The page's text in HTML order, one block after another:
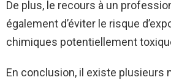
De plus, le recours à un
également d’éviter le risque
chimiques potentiellement
En conclusion, il existe plusieurs